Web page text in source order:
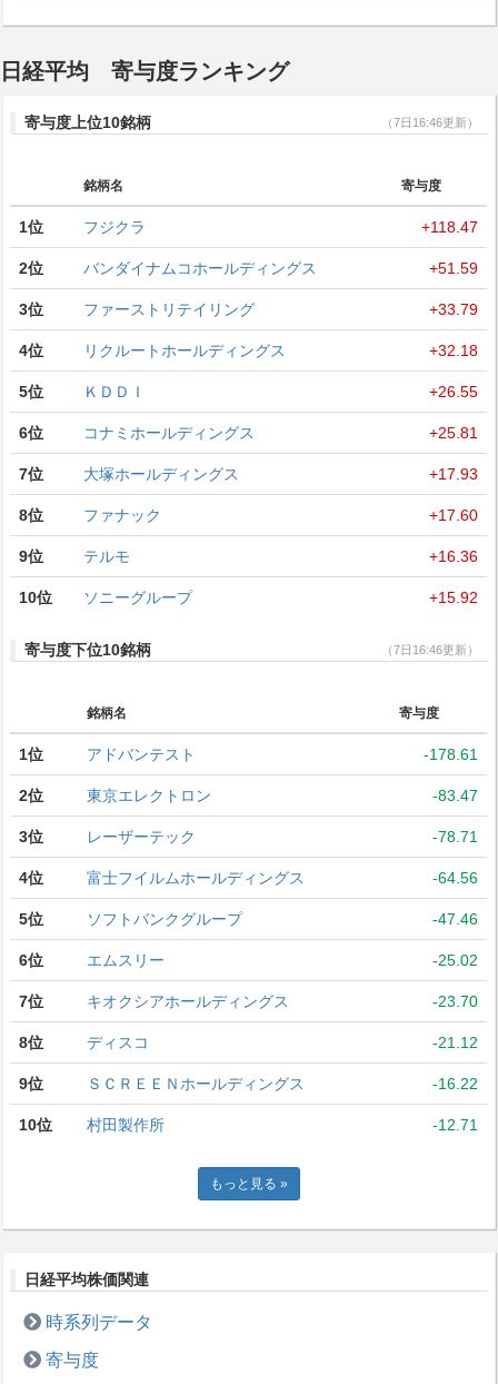
日経平均 寄与度ランキング
寄与度上位10銘柄 （7日16:46更新）
銘柄名 寄与度
1位 フジクラ +118.47
2位 バンダイナムコホールディングス +51.59
3位 ファーストリテイリング +33.79
4位 リクルートホールディングス +32.18
5位 ＫＤＤＩ +26.55
6位 コナミホールディングス +25.81
7位 大塚ホールディングス +17.93
8位 ファナック +17.60
9位 テルモ +16.36
10位 ソニーグループ +15.92
寄与度下位10銘柄 （7日16:46更新）
銘柄名 寄与度
1位 アドバンテスト -178.61
2位 東京エレクトロン -83.47
3位 レーザーテック -78.71
4位 富士フイルムホールディングス -64.56
5位 ソフトバンクグループ -47.46
6位 エムスリー -25.02
7位 キオクシアホールディングス -23.70
8位 ディスコ -21.12
9位 ＳＣＲＥＥＮホールディングス -16.22
10位 村田製作所 -12.71
もっと見る »
日経平均株価関連
時系列データ
寄与度